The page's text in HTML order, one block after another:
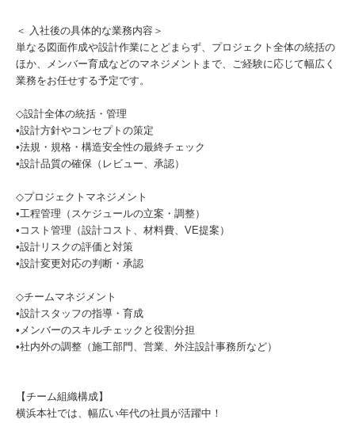
＜ 入社後の具体的な業務内容＞
単なる図面作成や設計作業にとどまらず、プロジェクト全体の統括の
ほか、メンバー育成などのマネジメントまで、ご経験に応じて幅広く
業務をお任せする予定です。
◇設計全体の統括・管理
•設計方針やコンセプトの策定
•法規・規格・構造安全性の最終チェック
•設計品質の確保（レビュー、承認）
◇プロジェクトマネジメント
•工程管理（スケジュールの立案・調整）
•コスト管理（設計コスト、材料費、VE提案）
•設計リスクの評価と対策
•設計変更対応の判断・承認
◇チームマネジメント
•設計スタッフの指導・育成
•メンバーのスキルチェックと役割分担
•社内外の調整（施工部門、営業、外注設計事務所など）
【チーム組織構成】
横浜本社では、幅広い年代の社員が活躍中！